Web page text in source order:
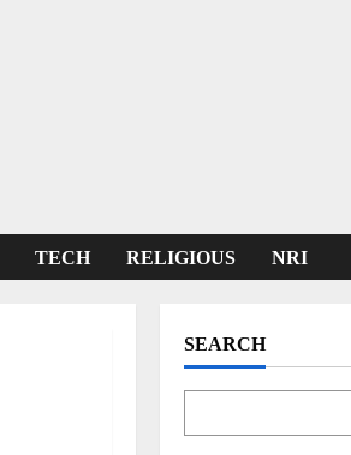
TECH RELIGIOUS NRI
SEARCH